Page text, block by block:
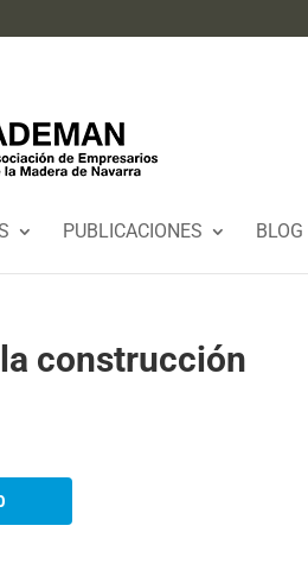
PUBLICACIONES BLOG
construcción